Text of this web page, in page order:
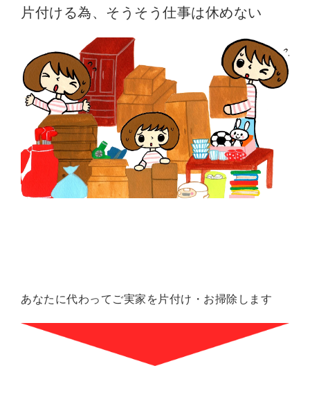
片付ける為、そうそう仕事は休めない
あなたに代わってご実家を片付け・お掃除します